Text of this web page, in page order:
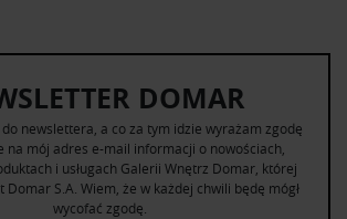
DOMAR
newslettera, a co za tym idzie wyrażam zgodę
na mój adres e-mail informacji o nowościach,
i usługach Galerii Wnętrz Domar, której
Domar S.A. Wiem, że w każdej chwili będę mógł
wycofać zgodę.